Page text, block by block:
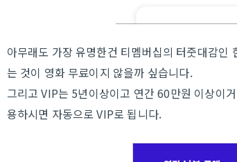
아무래도 가장 유명한건 티멤버십의 터줏대감
는 것이 영화 무료이지 않을까 싶습니다.
그리고 VIP는 5년이상이고 연간 60만원 이상이
용하시면 자동으로 VIP로 됩니다.